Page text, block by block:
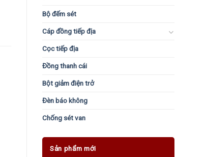
Bộ đếm sét
Cáp đồng tiếp địa
Cọc tiếp địa
Đồng thanh cái
Bột giảm điện trở
Đèn báo không
Chống sét van
Sản phẩm mới